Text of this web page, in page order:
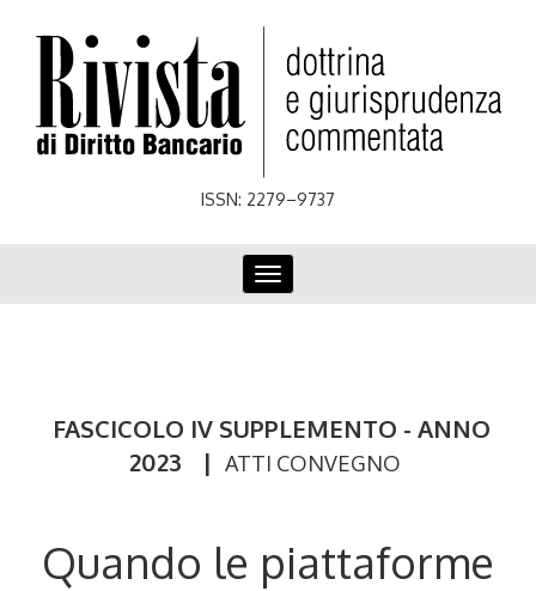
ISSN: 2279–9737
Toggle
navigation
FASCICOLO IV SUPPLEMENTO - ANNO
2023
| ATTI CONVEGNO
Quando le piattaforme